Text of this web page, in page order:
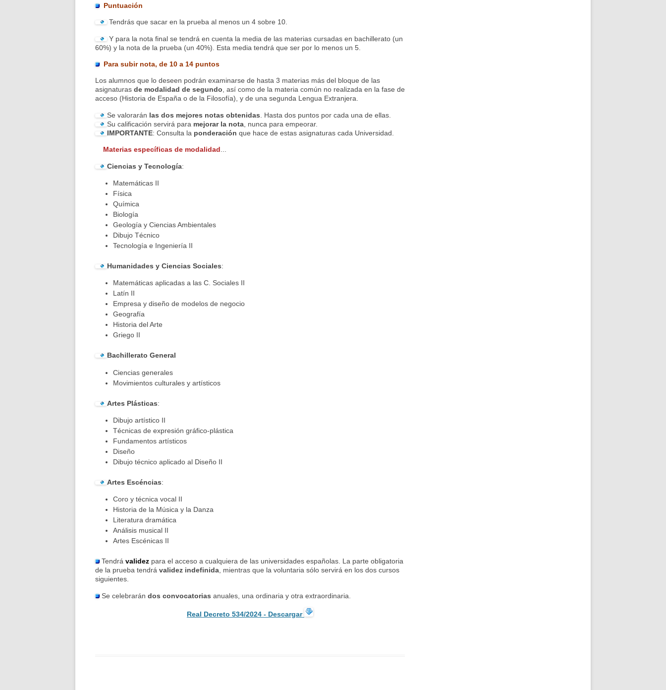
Puntuación
Tendrás que sacar en la prueba al menos un 4 sobre 10.
Y para la nota final se tendrá en cuenta la media de las materias cursadas en bachillerato (un
60%) y la nota de la prueba (un 40%). Esta media tendrá que ser por lo menos un 5.
Para subir nota, de 10 a 14 puntos
Los alumnos que lo deseen podrán examinarse de hasta 3 materias más del bloque de las
asignaturas de modalidad de segundo, así como de la materia común no realizada en la fase de
acceso (Historia de España o de la Filosofía), y de una segunda Lengua Extranjera.
Se valorarán las dos mejores notas obtenidas . Hasta dos puntos por cada una de ellas.
Su calificación servirá para mejorar la nota , nunca para empeorar.
IMPORTANTE: Consulta la ponderación que hace de estas asignaturas cada Universidad.
Materias específicas de modalidad
Ciencias y Tecnología:
Matemáticas II
Física
Química
Biología
Geología y Ciencias Ambientales
Dibujo Técnico
Tecnología e Ingeniería II
Humanidades y Ciencias Sociales:
Matemáticas aplicadas a las C. Sociales II
Latín II
Empresa y diseño de modelos de negocio
Geografía
Historia del Arte
Griego II
Bachillerato General
Ciencias generales
Movimientos culturales y artísticos
Artes Plásticas:
Dibujo artístico II
Técnicas de expresión gráfico-plástica
Fundamentos artísticos
Diseño
Dibujo técnico aplicado al Diseño II
Artes Escéncias:
Coro y técnica vocal II
Historia de la Música y la Danza
Literatura dramática
Análisis musical II
Artes Escénicas II
Tendrá validez para el acceso a cualquiera de las universidades españolas. La parte obligatoria
de la prueba tendrá validez indefinida, mientras que la voluntaria sólo servirá en los dos cursos
siguientes.
Se celebrarán dos convocatorias anuales, una ordinaria y otra extraordinaria.
Real Decreto 534/2024 - Descargar